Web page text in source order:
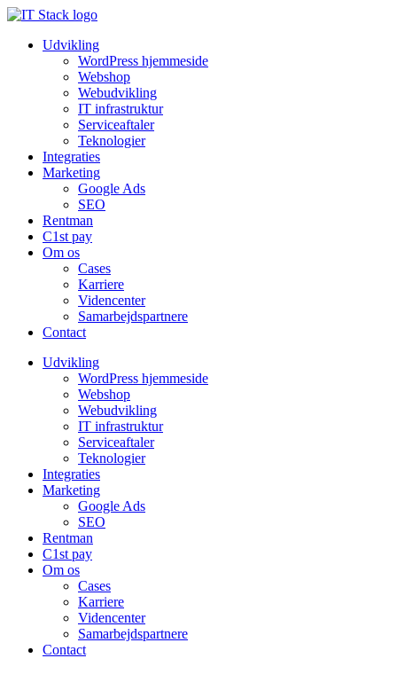
Udvikling
WordPress hjemmeside
Webshop
Webudvikling
IT infrastruktur
Serviceaftaler
Teknologier
Integraties
Marketing
Google Ads
SEO
Rentman
C1st pay
Om os
Cases
Karriere
Videncenter
Samarbejdspartnere
Contact
Udvikling
WordPress hjemmeside
Webshop
Webudvikling
IT infrastruktur
Serviceaftaler
Teknologier
Integraties
Marketing
Google Ads
SEO
Rentman
C1st pay
Om os
Cases
Karriere
Videncenter
Samarbejdspartnere
Contact